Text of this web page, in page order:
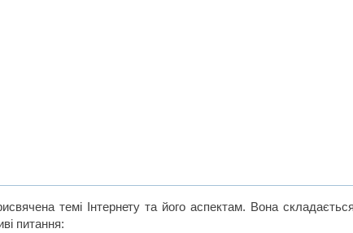
темі Інтернету та його аспектам. Вона
питання: